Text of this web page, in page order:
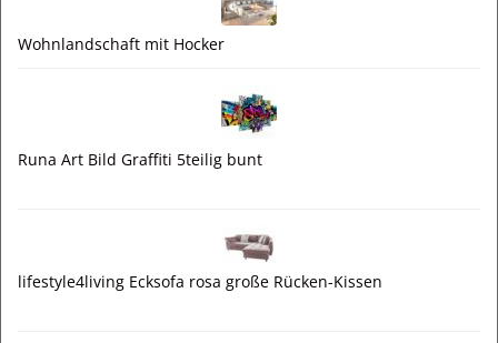
Wohnlandschaft mit Hocker
Runa Art Bild Graffiti 5teilig bunt
lifestyle4living Ecksofa rosa große Rücken-Kissen